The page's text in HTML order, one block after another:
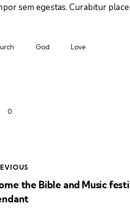
sem egestas. Curabitur
God Love
0
the Bible and Music